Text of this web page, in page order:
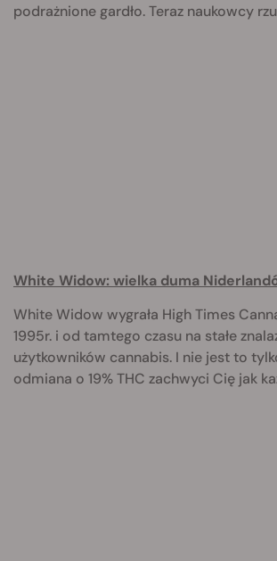
podrażnione gardło. Teraz naukowcy
White Widow: wielka duma
White Widow wygrała High Times
1995r. i od tamtego czasu na stałe
użytkowników cannabis. I nie jest to
odmiana o 19% THC zachwyci Cię jak